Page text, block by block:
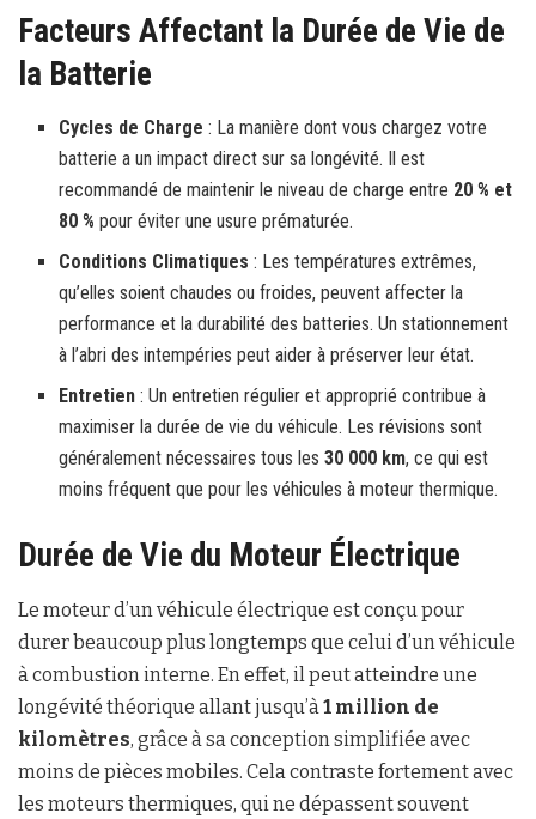
Facteurs Affectant la Durée de Vie de
la Batterie
Cycles de Charge : La manière dont vous chargez votre
batterie a un impact direct sur sa longévité. Il est
recommandé de maintenir le niveau de charge entre 20 % et
80 % pour éviter une usure prématurée.
Conditions Climatiques : Les températures extrêmes,
qu’elles soient chaudes ou froides, peuvent affecter la
performance et la durabilité des batteries. Un stationnement
à l’abri des intempéries peut aider à préserver leur état.
Entretien : Un entretien régulier et approprié contribue à
maximiser la durée de vie du véhicule. Les révisions sont
généralement nécessaires tous les30 000 km, ce qui est
moins fréquent que pour les véhicules à moteur thermique.
Durée de Vie du Moteur Électrique
Le moteur d’un véhicule électrique est conçu pour
durer beaucoup plus longtemps que celui d’un véhicule
à combustion interne. En effet, il peut atteindre une
longévité théorique allant jusqu’à 1 million de
kilomètres, grâce à sa conception simplifiée avec
moins de pièces mobiles. Cela contraste fortement avec
les moteurs thermiques, qui ne dépassent souvent